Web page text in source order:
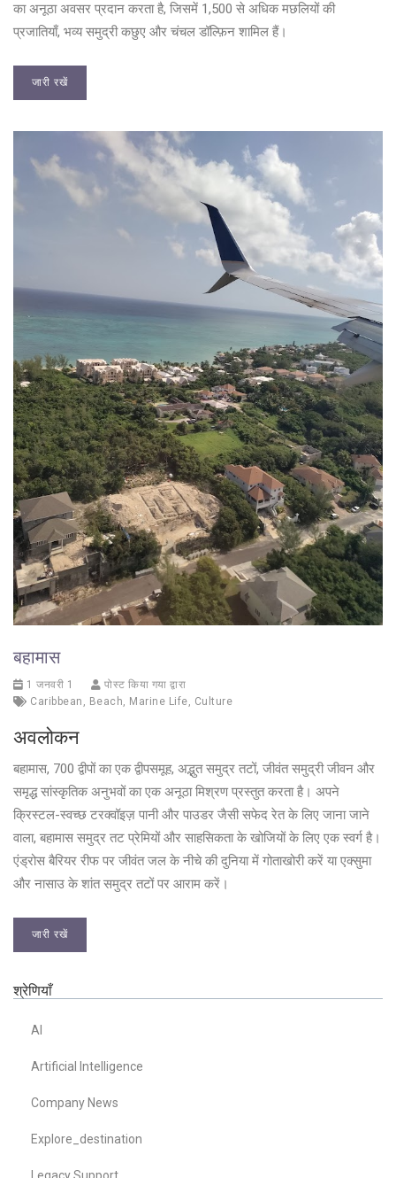
का अनूठा अवसर प्रदान करता है, जिसमें 1,500 से अधिक मछलियों की
प्रजातियाँ, भव्य समुद्री कछुए और चंचल डॉल्फ़िन शामिल हैं।
जारी रखें
बहामास
1 जनवरी 1
पोस्ट किया गया द्वारा
Caribbean
Beach Marine Life Culture
अवलोकन
बहामास, 700 द्वीपों का एक द्वीपसमूह, अद्भुत समुद्र तटों, जीवंत समुद्री जीवन और
समृद्ध सांस्कृतिक अनुभवों का एक अनूठा मिश्रण प्रस्तुत करता है। अपने
क्रिस्टल-स्वच्छ टरक्वॉइज़ पानी और पाउडर जैसी सफेद रेत के लिए जाना जाने
वाला, बहामास समुद्र तट प्रेमियों और साहसिकता के खोजियों के लिए एक स्वर्ग है।
एंड्रोस बैरियर रीफ पर जीवंत जल के नीचे की दुनिया में गोताखोरी करें या एक्सुमा
और नासाउ के शांत समुद्र तटों पर आराम करें।
जारी रखें
श्रेणियाँ
AI
Artificial Intelligence
Company News
Explore_destination
Legacy Support